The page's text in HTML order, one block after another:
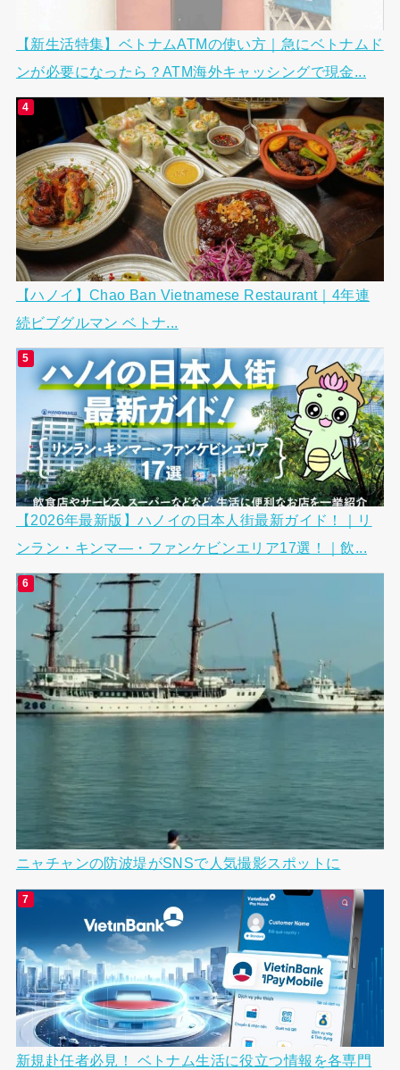
【新生活特集】ベトナムATMの使い方｜急にベトナムド
ンが必要になったら？ATM海外キャッシングで現金...
【ハノイ】Chao Ban Vietnamese Restaurant｜4年連
続ビブグルマン ベトナ...
【2026年最新版】ハノイの日本人街最新ガイド！｜リ
ンラン・キンマ―・ファンケビンエリア17選！｜飲...
ニャチャンの防波堤がSNSで人気撮影スポットに
新規赴任者必見！ ベトナム生活に役立つ情報を各専門